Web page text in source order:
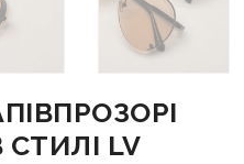
СТИЛІ LV